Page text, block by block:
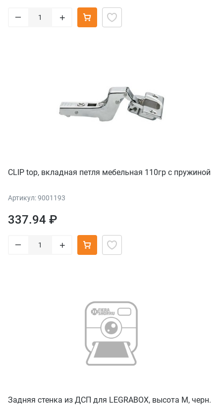
– +
CLIP top, вкладная петля мебельная 110гр с пружиной
Артикул: 9001193
337.94 ₽
– +
Задняя стенка из ДСП для LEGRABOX, высота M, черн.